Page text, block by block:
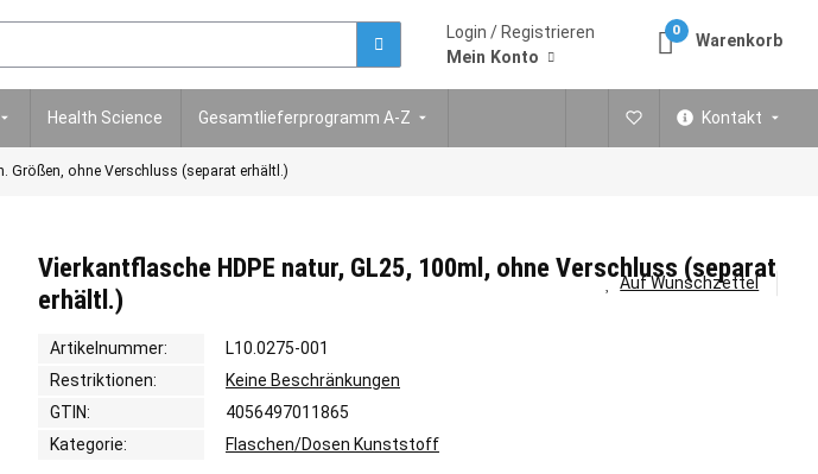
Login / Registrieren
Mein Konto
0
Warenkorb
Health Science Gesamtlieferprogramm A-Z Kontakt
Größen, ohne Verschluss (separat erhältl.)
Vierkantflasche HDPE natur, GL25, 100ml, ohne Verschluss (separat
erhältl.)
Artikelnummer:
L10.0275-001
Restriktionen:
Keine Beschränkungen
GTIN:
4056497011865
Kategorie:
Flaschen/Dosen Kunststoff
Auf Wunschzettel